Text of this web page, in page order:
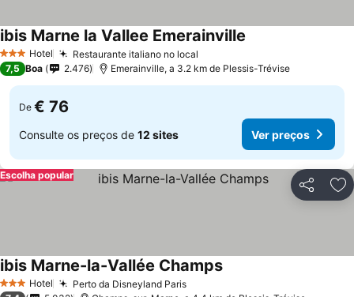
3 EstrelasHotel Restaurante italiano no local
ibis Marne la Vallee Emerainville
7,5 Boa 2.476 Emerainville, a 3.2 km de Plessis-Trévise
De € 76
Consulte os preços de 12 sites Ver preços
Partilhar
Escolha popular
3 EstrelasHotel Perto da Disneyland Paris
ibis Marne-la-Vallée Champs